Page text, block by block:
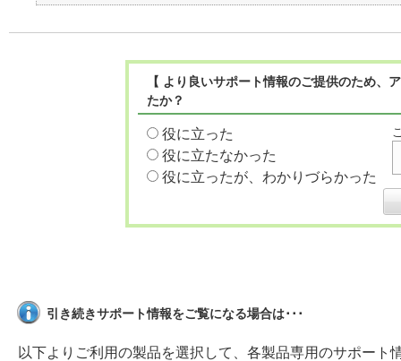
【 より良いサポート情報のご提供のため
たか？
役に立った
役に立たなかった
役に立ったが、わかりづらかった
引き続きサポート情報をご覧になる場合は･･･
以下よりご利用の製品を選択して、各製品専用のサポート